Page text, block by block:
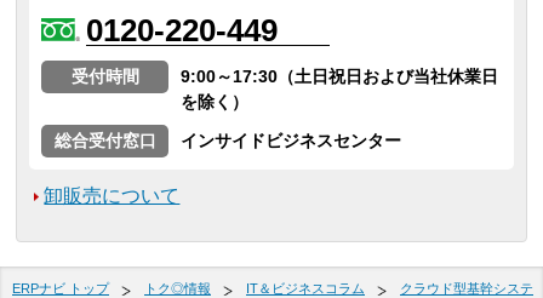
0120-220-449
受付時間
9:00～17:30（土日祝日および当社休業日
を除く）
総合受付窓口
インサイドビジネスセンター
卸販売について
ERPナビ トップ トク◎情報 IT＆ビジネスコラム
クラウド型基幹システ